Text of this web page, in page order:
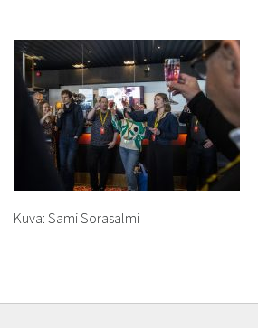
Kuva: Sami Sorasalmi